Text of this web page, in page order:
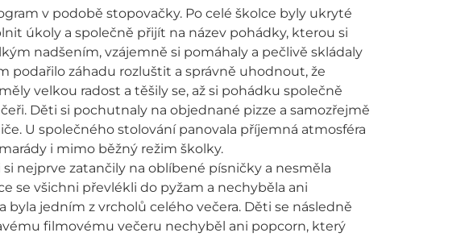
v podobě stopovačky. Po celé školce byly ukryté
úkoly a společně přijít na název pohádky, kterou si
nadšením, vzájemně si pomáhaly a pečlivě skládaly
podařilo záhadu rozluštit a správně uhodnout, že
velkou radost a těšily se, až si pohádku společně
Děti si pochutnaly na objednané pizze a samozřejmě
U společného stolování panovala příjemná atmosféra
i mimo běžný režim školky.
nejprve zatančily na oblíbené písničky a nesměla
se všichni převlékli do pyžam a nechyběla ani
byla jedním z vrcholů celého večera. Děti se následně
filmovému večeru nechyběl ani popcorn, který